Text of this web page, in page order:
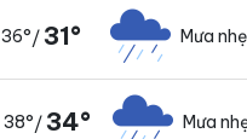
36°/ 31° Mưa nhẹ
38°/ 34° Mưa